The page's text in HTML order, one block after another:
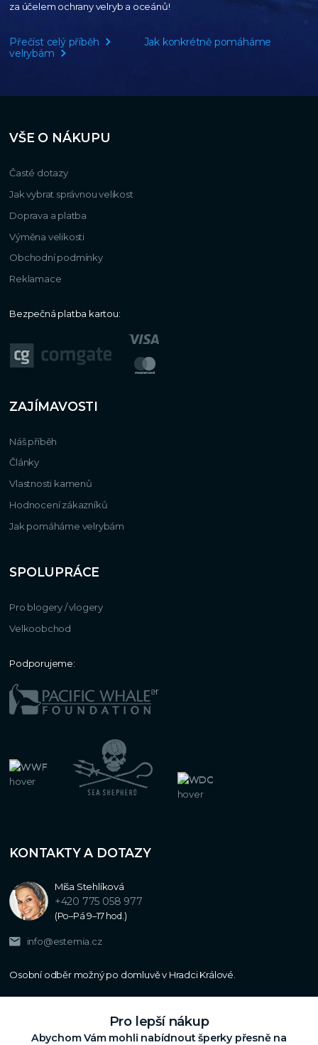
za účelem ochrany velryb a oceánů!
Přečíst celý příběh
Jak konkrétně pomáháme
velrybám
VŠE O NÁKUPU
Časté dotazy
Jak vybrat správnou velikost
Doprava a platba
Výměna velikosti
Obchodní podmínky
Reklamace
Bezpečná platba kartou:
ZAJÍMAVOSTI
Náš příběh
Články
Vlastnosti kamenů
Hodnocení zákazníků
Jak pomáháme velrybám
SPOLUPRÁCE
Pro blogery / vlogery
Velkoobchod
Podporujeme:
KONTAKTY A DOTAZY
Míša Stehlíková
+420 775 058 977
(Po–Pá 9–17 hod.)
info@estemia.cz
Pro lepší nákup
Abychom Vám mohli nabídnout šperky přesně na